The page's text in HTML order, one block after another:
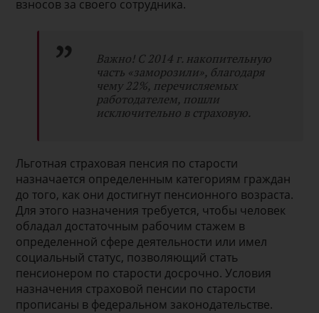
взносов за своего сотрудника.
Важно! С 2014 г. накопительную
часть «заморозили», благодаря
чему 22%, перечисляемых
работодателем, пошли
исключительно в страховую.
Льготная страховая пенсия по старости
назначается определенным категориям граждан
до того, как они достигнут пенсионного возраста.
Для этого назначения требуется, чтобы человек
обладал достаточным рабочим стажем в
определенной сфере деятельности или имел
социальный статус, позволяющий стать
пенсионером по старости досрочно. Условия
назначения страховой пенсии по старости
прописаны в федеральном законодательстве.